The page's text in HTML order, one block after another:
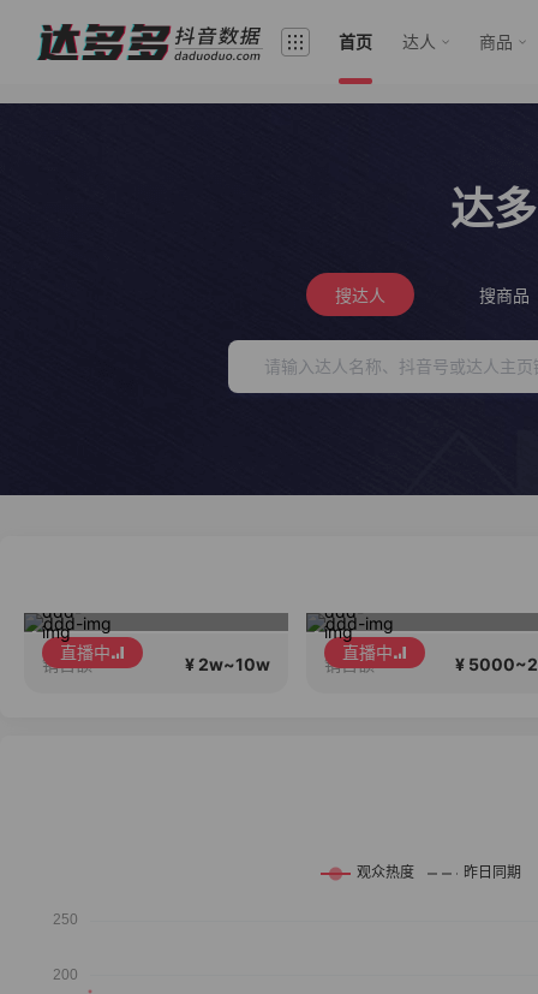
首页 达人 商品
达
搜达人 搜商品
直播中
销售额 ¥ 2w~10w
直播中
销售额 ¥